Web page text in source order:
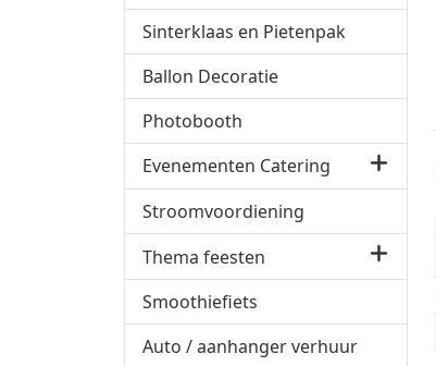
Sinterklaas en Pietenpak
Ballon Decoratie
Photobooth
Evenementen Catering
Stroomvoordiening
Thema feesten
Smoothiefiets
Auto / aanhanger verhuur